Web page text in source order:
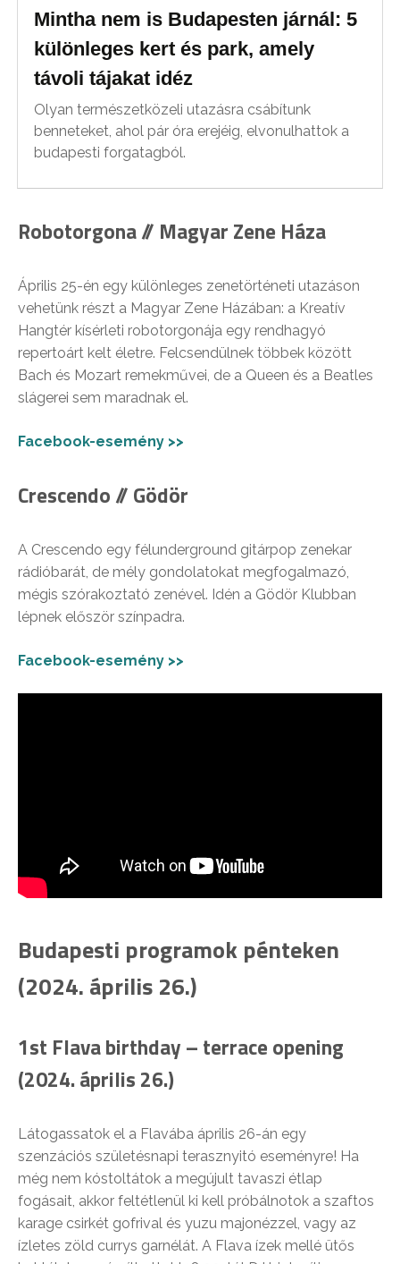
Mintha nem is Budapesten járnál: 5
különleges kert és park, amely
távoli tájakat idéz
Olyan természetközeli utazásra csábítunk
benneteket, ahol pár óra erejéig, elvonulhattok a
budapesti forgatagból.
Robotorgona // Magyar Zene Háza
Április 25-én egy különleges zenetörténeti utazáson
vehetünk részt a Magyar Zene Házában: a Kreatív
Hangtér kísérleti robotorgonája egy rendhagyó
repertoárt kelt életre. Felcsendülnek többek között
Bach és Mozart remekművei, de a Queen és a Beatles
slágerei sem maradnak el.
Facebook-esemény >>
Crescendo // Gödör
A Crescendo egy félunderground gitárpop zenekar
rádióbarát, de mély gondolatokat megfogalmazó,
mégis szórakoztató zenével. Idén a Gödör Klubban
lépnek először színpadra.
Facebook-esemény >>
Budapesti programok pénteken
(2024. április 26.)
1st Flava birthday – terrace opening
(2024. április 26.)
Látogassatok el a Flavába április 26-án egy
szenzációs születésnapi terasznyitó eseményre! Ha
még nem kóstoltátok a megújult tavaszi étlap
fogásait, akkor feltétlenül ki kell próbálnotok a szaftos
karage csirkét gofrival és yuzu majonézzel, vagy az
ízletes zöld currys garnélát. A Flava ízek mellé ütős